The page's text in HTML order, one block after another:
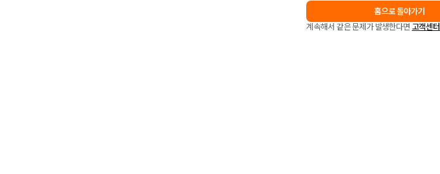
홈으로 돌아가기
계속해서 같은 문제가 발생한다면 고객센터